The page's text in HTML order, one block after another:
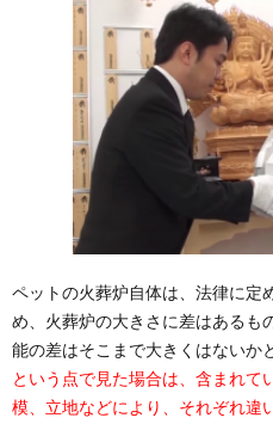
ペットの火葬炉自体は、法律に定
め、火葬炉の大きさに差はあるも
能の差はそこまで大きくはないか
という点で見た場合は、含まれて
模、立地などにより、それぞれ違